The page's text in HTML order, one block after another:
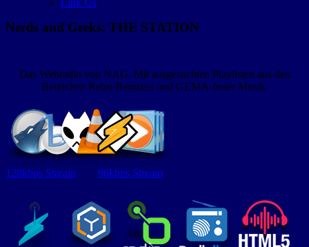
Link Us
Nerds and Geeks: THE STATION
Das Webradio von NAG. Mit ausgesuchten Playlisten aus den
Bereichen Retro-Remixes und GEMA-freier Musik.
128kbps Stream 96kbps Stream